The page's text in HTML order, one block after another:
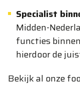
Specialist
Midden-
functies
hierdoor de
Bekijk al onze